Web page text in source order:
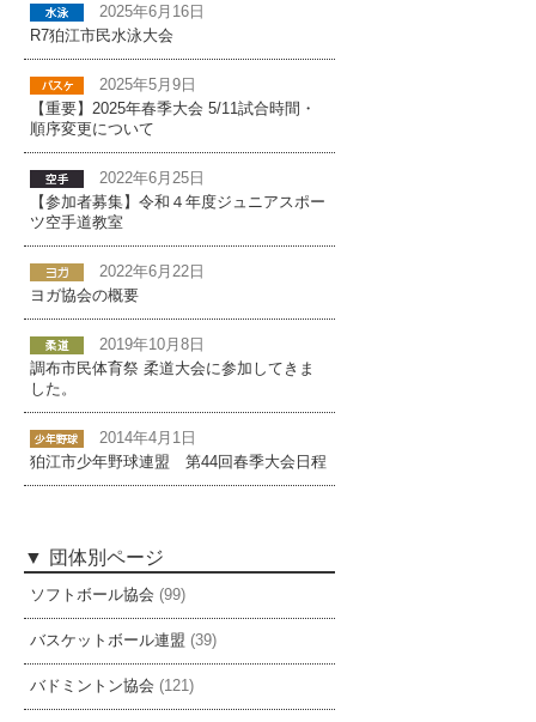
2025年6月16日
R7狛江市民水泳大会
2025年5月9日
【重要】2025年春季大会 5/11試合時間・
順序変更について
2022年6月25日
【参加者募集】令和４年度ジュニアスポー
ツ空手道教室
2022年6月22日
ヨガ協会の概要
2019年10月8日
調布市民体育祭 柔道大会に参加してきま
した。
2014年4月1日
狛江市少年野球連盟 第44回春季大会日程
団体別ページ
ソフトボール協会 (99)
バスケットボール連盟 (39)
バドミントン協会 (121)